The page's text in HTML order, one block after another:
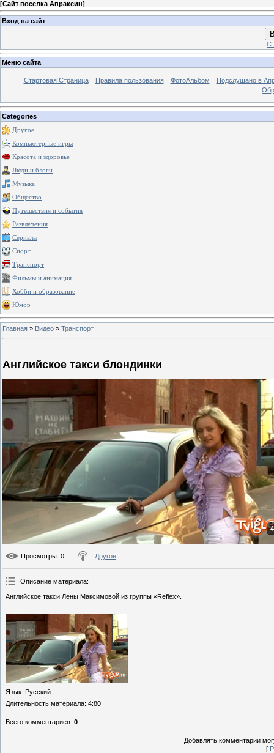
[Сайт поселка Апраксин]
Вход на сайт
Меню сайта
Стартовая Страница Правила пользования ФотоАльбом
Подслушано в
Categories
Другое
Компьютерные игры
Красота и здоровье
Люди и блоги
Музыка
Общество
Путешествия и события
Развлечения
Сериалы
Спорт
Транспорт
Фильмы и анимация
Хобби и образование
Юмор
Главная » Видео » Транспорт
Английское такси блондинки
Просмотры: 0 Другое
Описание материала:
Английское такси Лены Максимовой из группы «Reflex».
Язык: Русский
Длительность материала: 4:80
Всего комментариев: 0
Добавлять комментарии
[